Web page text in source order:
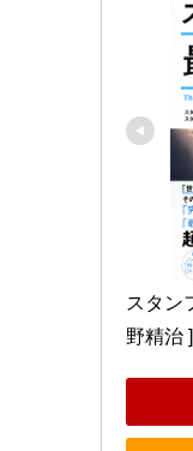
スタン
野精治 ]